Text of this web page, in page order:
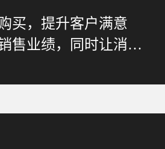
买，提升客户满意
售业绩，同时让消费